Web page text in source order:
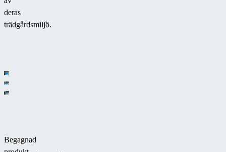
deras
trädgårdsmiljö.
Begagnad